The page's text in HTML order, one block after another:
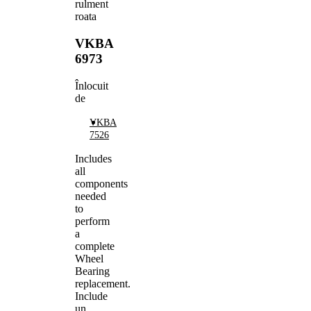
rulment
roata
VKBA
6973
Înlocuit
de
VKBA
7526
Includes
all
components
needed
to
perform
a
complete
Wheel
Bearing
replacement.
Include
un